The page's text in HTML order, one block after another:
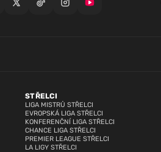
STŘELCI
LIGA MISTRŮ STŘELCI
EVROPSKÁ LIGA STŘELCI
KONFERENČNÍ LIGA STŘELCI
CHANCE LIGA STŘELCI
PREMIER LEAGUE STŘELCI
LA LIGY STŘELCI